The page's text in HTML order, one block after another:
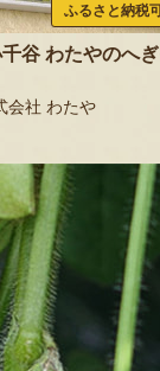
ふるさと納税
谷 わたやのへ
会社 わたや